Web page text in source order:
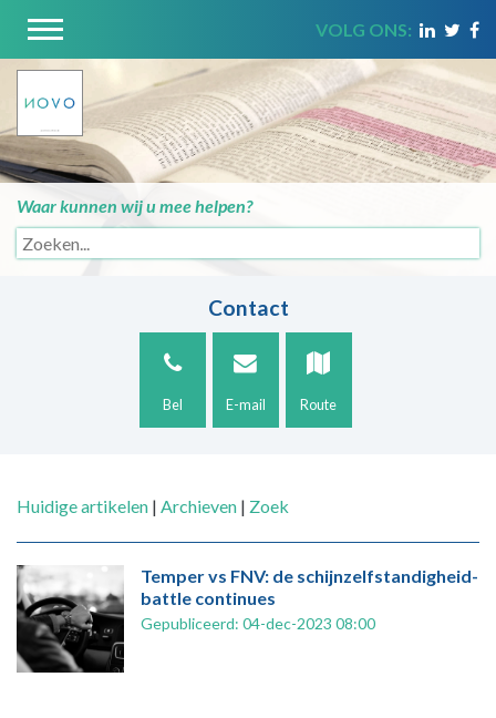
VOLG ONS:
Waar kunnen wij u mee helpen?
Contact
Bel E-mail Route
Huidige artikelen | Archieven | Zoek
Temper vs FNV: de schijnzelfstandigheid-
battle continues
Gepubliceerd: 04-dec-2023 08:00